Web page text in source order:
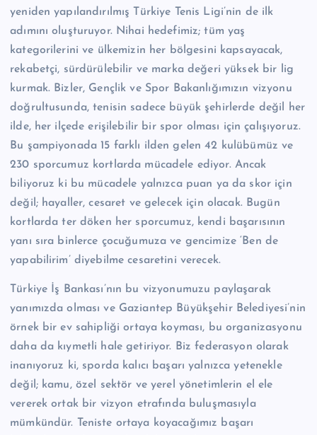
yeniden yapılandırılmış Türkiye Tenis Ligi’nin de ilk
adımını oluşturuyor. Nihai hedefimiz; tüm yaş
kategorilerini ve ülkemizin her bölgesini kapsayacak,
rekabetçi, sürdürülebilir ve marka değeri yüksek bir lig
kurmak. Bizler, Gençlik ve Spor Bakanlığımızın vizyonu
doğrultusunda, tenisin sadece büyük şehirlerde değil her
ilde, her ilçede erişilebilir bir spor olması için çalışıyoruz.
Bu şampiyonada 15 farklı ilden gelen 42 kulübümüz ve
230 sporcumuz kortlarda mücadele ediyor. Ancak
biliyoruz ki bu mücadele yalnızca puan ya da skor için
değil; hayaller, cesaret ve gelecek için olacak. Bugün
kortlarda ter döken her sporcumuz, kendi başarısının
yanı sıra binlerce çocuğumuza ve gencimize ‘Ben de
yapabilirim’ diyebilme cesaretini verecek.
Türkiye İş Bankası’nın bu vizyonumuzu paylaşarak
yanımızda olması ve Gaziantep Büyükşehir Belediyesi’nin
örnek bir ev sahipliği ortaya koyması, bu organizasyonu
daha da kıymetli hale getiriyor. Biz federasyon olarak
inanıyoruz ki, sporda kalıcı başarı yalnızca yetenekle
değil; kamu, özel sektör ve yerel yönetimlerin el ele
vererek ortak bir vizyon etrafında buluşmasıyla
mümkündür. Teniste ortaya koyacağımız başarı